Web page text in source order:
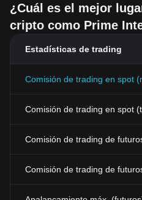
¿Cuál es el mejor
cripto como Prime
Estadísticas de trading
Comisión de trading en spot
Comisión de trading en spot
Comisión de trading de
Comisión de trading de